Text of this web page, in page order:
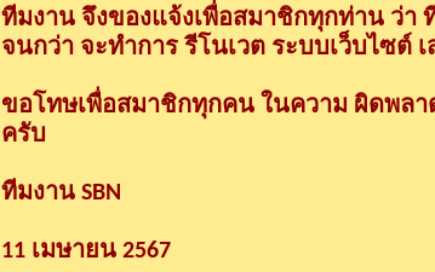
ทีมงาน จึงของแจ้งเพื่อสมาชิกทุกท่าน ว่า
จนกว่า จะทำการ รีโนเวต ระบบเว็บไซต์
ขอโทษเพื่อสมาชิกทุกคน ในความ ผิดพล
ครับ
ทีมงาน SBN
11 เมษายน 2567